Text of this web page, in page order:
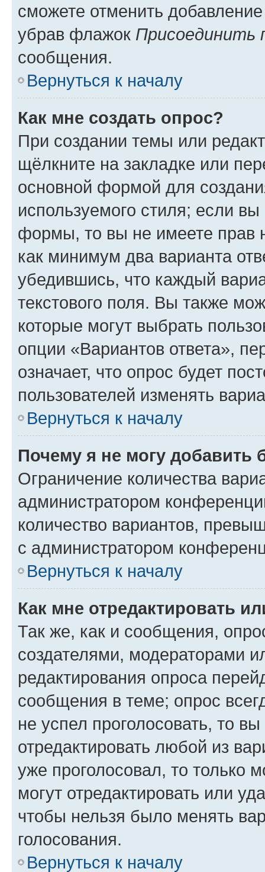
сможете отменить
убрав флажок Присоединить
сообщения.
Вернуться к началу
Как мне создать опрос?
При создании темы или
щёлкните на закладке или
основной формой для
используемого стиля; если
формы, то вы не имеете прав
как минимум два варианта
убедившись, что каждый
текстового поля. Вы также
которые могут выбрать
опции «Вариантов ответа»,
означает, что опрос будет
пользователей изменять
Вернуться к началу
Почему я не могу добавить
Ограничение количества
администратором
количество вариантов,
с администратором
Вернуться к началу
Как мне отредактировать
Так же, как и сообщения,
создателями, модераторами
редактирования опроса
сообщения в теме; опрос
не успел проголосовать, то
отредактировать любой из
уже проголосовал, то только
могут отредактировать или
чтобы нельзя было менять
голосования.
Вернуться к началу